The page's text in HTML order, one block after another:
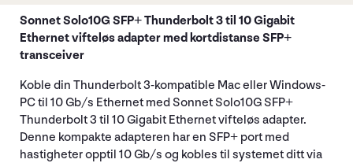
Sonnet Solo10G SFP+ Thunderbolt 3 til 10 Gigabit
Ethernet vifteløs adapter med kortdistanse SFP+
transceiver
Koble din Thunderbolt 3-kompatible Mac eller Windows-
PC til 10 Gb/s Ethernet med Sonnet Solo10G SFP+
Thunderbolt 3 til 10 Gigabit Ethernet vifteløs adapter.
Denne kompakte adapteren har en SFP+ port med
hastigheter opptil 10 Gb/s og kobles til systemet ditt via